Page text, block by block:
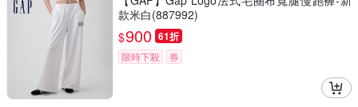
款米白(887992)
$900 61折
限時下殺 券